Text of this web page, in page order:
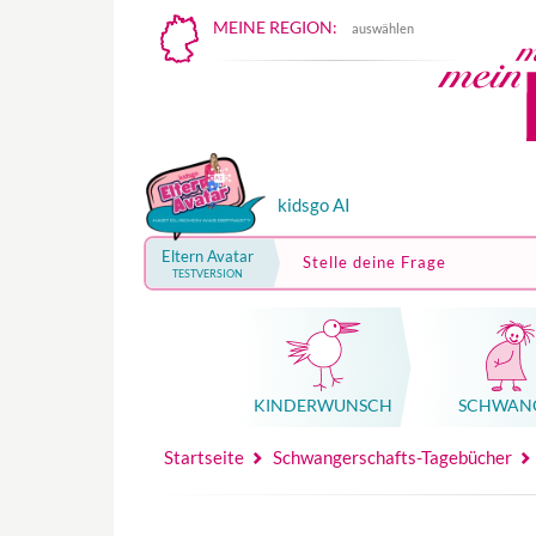
MEINE REGION: auswählen
kidsgo AI
Eltern Avatar
TESTVERSION
Stelle deine Frage
KINDER­WUNSCH
Startseite Schwangerschafts-Tagebücher